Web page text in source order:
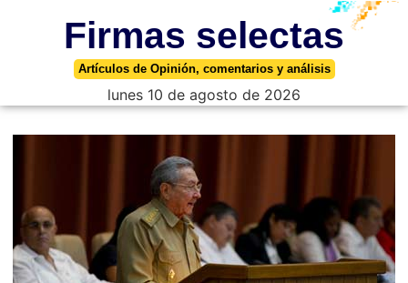
Firmas selectas
Artículos de Opinión, comentarios y análisis
lunes 10 de agosto de 2026